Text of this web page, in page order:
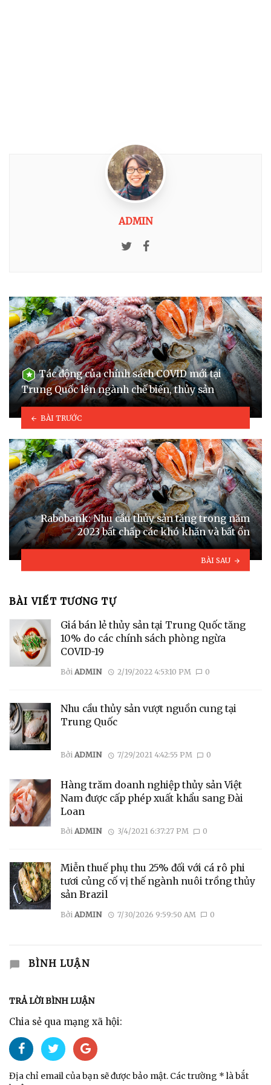
ADMIN
Twitter
Tác động của chính sách COVID mới tại
Trung Quốc lên ngành chế biến, thủy sản
BÀI TRƯỚC
Rabobank: Nhu cầu thủy sản tăng trong năm
2023 bất chấp các khó khăn và bất ổn
BÀI SAU
BÀI VIẾT TƯƠNG TỰ
Giá bán lẻ thủy sản tại Trung Quốc tăng
10% do các chính sách phòng ngừa
COVID-19
Bởi ADMIN 2/19/2022 4:53:10 PM 0
Nhu cầu thủy sản vượt nguồn cung tại
Trung Quốc
Bởi ADMIN 7/29/2021 4:42:55 PM 0
Hàng trăm doanh nghiệp thủy sản Việt
Nam được cấp phép xuất khẩu sang Đài
Loan
Bởi ADMIN 3/4/2021 6:37:27 PM 0
Miễn thuế phụ thu 25% đối với cá rô phi
tươi củng cố vị thế ngành nuôi trồng thủy
sản Brazil
Bởi ADMIN 7/30/2026 9:59:50 AM 0
BÌNH LUẬN
TRẢ LỜI BÌNH LUẬN
Chia sẻ qua mạng xã hội:
Địa chỉ email của bạn sẽ được bảo mật. Các trường * là bắt